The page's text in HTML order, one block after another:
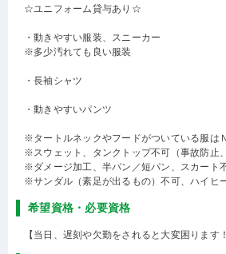
☆ユニフォーム貸与あり☆
・動きやすい服装、スニーカー
※多少汚れても良い服装
・長袖シャツ
・動きやすいパンツ
※タートルネックやフードがついている服は
※スウェット、タンクトップ不可（事故防止
※ダメージ加工、半パン／短パン、スカート
※サンダル（素足が出るもの）不可、ハイヒ
希望資格・必要資格
【当日、遅刻や欠勤をされると大変困りま